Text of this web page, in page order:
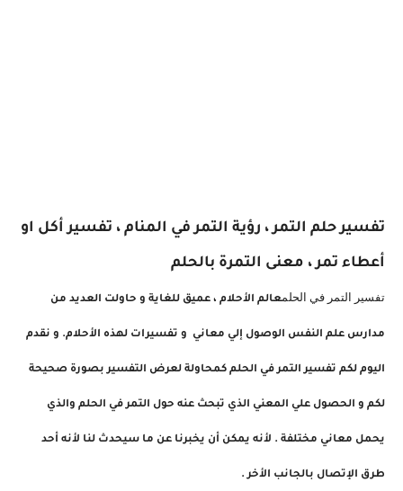
تفسير حلم التمر ، رؤية التمر في المنام ، تفسير أكل او
أعطاء تمر ، معنى التمرة بالحلم
تفسير التمر في الحلمعالم الأحلام ، عميق للغاية و حاولت العديد من
مدارس علم النفس الوصول إلي معاني و تفسيرات لهذه الأحلام. و نقدم
اليوم لكم تفسير التمر في الحلم كمحاولة لعرض التفسير بصورة صحيحة
لكم و الحصول علي المعني الذي تبحث عنه حول التمر في الحلم والذي
يحمل معاني مختلفة . لأنه يمكن أن يخبرنا عن ما سيحدث لنا لأنه أحد
طرق الإتصال بالجانب الأخر .